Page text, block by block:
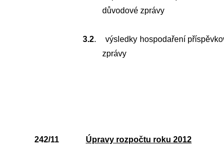
důvodové zprávy
3.2.
výsledky hospodaření
zprávy
242/11 Úpravy rozpočtu roku 2012